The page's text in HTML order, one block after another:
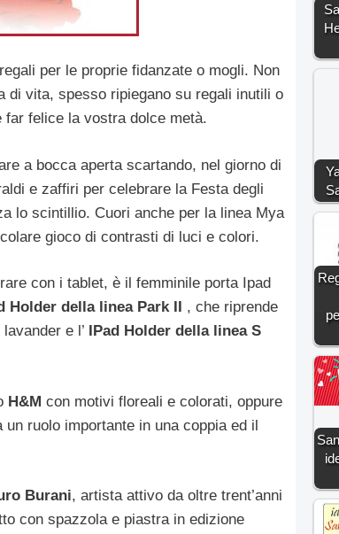
per le proprie fidanzate o mogli. Non
di vita, spesso ripiegano su regali inutili o
far felice la vostra dolce metà.
a bocca aperta scartando, nel giorno di
e zaffiri per celebrare la Festa degli
lo scintillio. Cuori anche per la linea Mya
gioco di contrasti di luci e colori.
con i tablet, è il femminile porta Ipad
Holder della linea Park II
, che riprende
e l’
IPad Holder della linea S
H&M con motivi floreali e colorati, oppure
un ruolo importante in una coppia ed il
Burani, artista attivo da oltre trent’anni
con spazzola e piastra in edizione